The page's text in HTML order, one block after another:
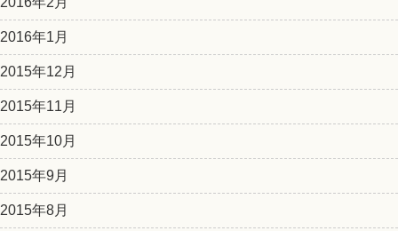
2016年1月
2015年12月
2015年11月
2015年10月
2015年9月
2015年8月